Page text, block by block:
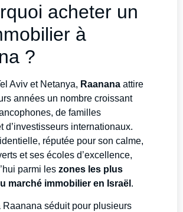
acheter un
à
?
Aviv et Netanya, Raanana attire
années un nombre croissant
de familles
d’investisseurs internationaux.
réputée pour son calme,
et ses écoles d’excellence,
parmi les zones les plus
marché immobilier en Israël .
Raanana séduit pour plusieurs